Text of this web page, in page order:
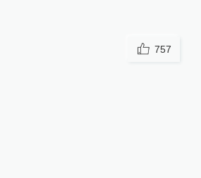
757